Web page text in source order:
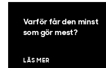
Varför får den minst
som gör mest?
LÄS MER